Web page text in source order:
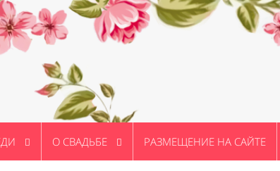
О СВАДЬБЕ РАЗМЕЩЕНИЕ НА САЙТЕ